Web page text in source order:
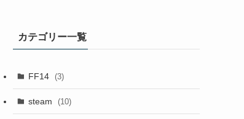
カテゴリー一覧
FF14 (3)
steam (10)